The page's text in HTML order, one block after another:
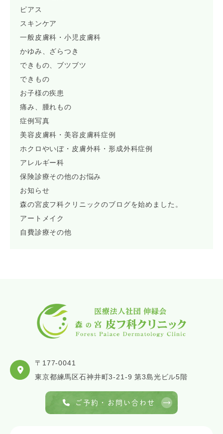
ピアス
スキンケア
一般皮膚科・小児皮膚科
かゆみ、ざらつき
できもの、ブツブツ
できもの
お子様の疾患
痛み、腫れもの
症例写真
美容皮膚科・美容皮膚科症例
ホクロやいぼ・皮膚外科・形成外科症例
アレルギー科
保険診療その他のお悩み
お知らせ
森の宮皮フ科クリニックのブログを始めました。
アートメイク
自費診療その他
〒177-0041
東京都練馬区石神井町3-21-9 第3島光ビル5階
ご予約・お問い合わせ